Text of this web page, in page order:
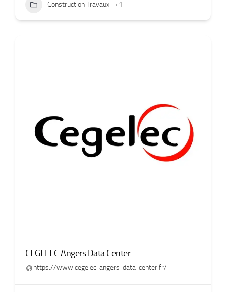
Construction Travaux +1
CEGELEC Angers Data Center
https://www.cegelec-angers-data-center.fr/